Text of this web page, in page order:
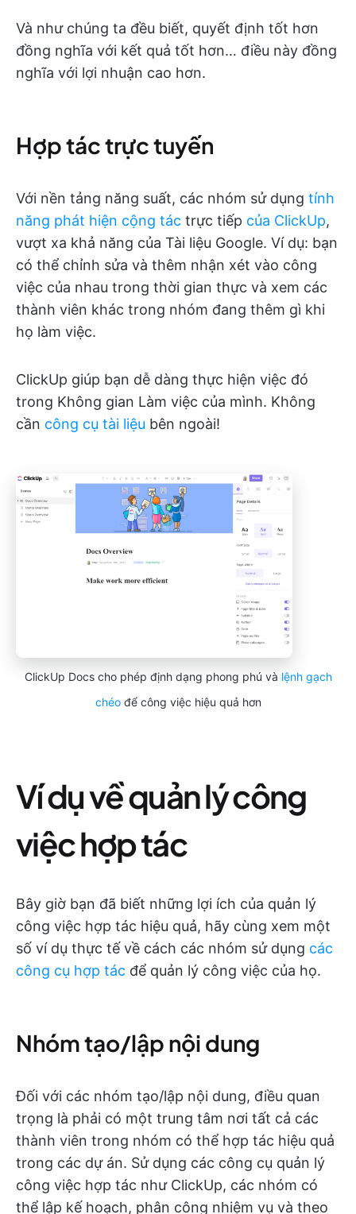
Và như chúng ta đều biết, quyết định tốt hơn
đồng nghĩa với kết quả tốt hơn… điều này đồng
nghĩa với lợi nhuận cao hơn.
Hợp tác trực tuyến
Với nền tảng năng suất, các nhóm sử dụng tính
năng phát hiện cộng tác trực tiếp của ClickUp,
vượt xa khả năng của Tài liệu Google. Ví dụ: bạn
có thể chỉnh sửa và thêm nhận xét vào công
việc của nhau trong thời gian thực và xem các
thành viên khác trong nhóm đang thêm gì khi
họ làm việc.
ClickUp giúp bạn dễ dàng thực hiện việc đó
trong Không gian Làm việc của mình. Không
cần công cụ tài liệu bên ngoài!
ClickUp Docs cho phép định dạng phong phú và lệnh gạch
chéođể công việc hiệu quả hơn
Ví dụ về quản lý công
việc hợp tác
Bây giờ bạn đã biết những lợi ích của quản lý
công việc hợp tác hiệu quả, hãy cùng xem một
số ví dụ thực tế về cách các nhóm sử dụng các
công cụ hợp tác để quản lý công việc của họ.
Nhóm tạo/lập nội dung
Đối với các nhóm tạo/lập nội dung, điều quan
trọng là phải có một trung tâm nơi tất cả các
thành viên trong nhóm có thể hợp tác hiệu quả
trong các dự án. Sử dụng các công cụ quản lý
công việc hợp tác như ClickUp, các nhóm có
thể lập kế hoạch, phân công nhiệm vụ và theo